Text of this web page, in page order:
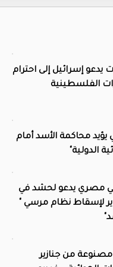
يدعو إسرائيل إلى احترام
الفلسطينية
محاكمة الأسد أمام
الدولية"
مصري يدعو لحشد في
يناير لإسقاط نظام مرسي "
من جنازير